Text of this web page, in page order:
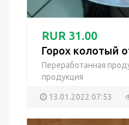
RUR 31.00
Горох колотый
Переработанная
продукция
13.01.2022 07:53